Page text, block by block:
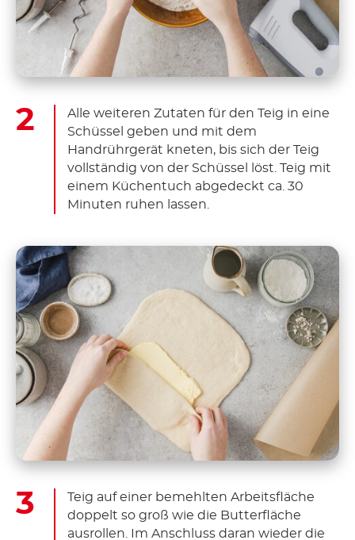
Alle weiteren Zutaten für den Teig in eine
Schüssel geben und mit dem
Handrührgerät kneten, bis sich der Teig
vollständig von der Schüssel löst. Teig mit
einem Küchentuch abgedeckt ca. 30
Minuten ruhen lassen.
Teig auf einer bemehlten Arbeitsfläche
doppelt so groß wie die Butterfläche
ausrollen. Im Anschluss daran wieder die